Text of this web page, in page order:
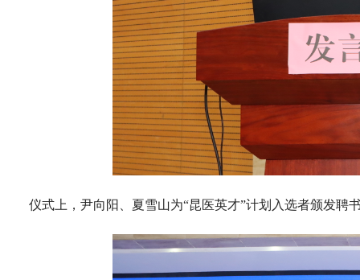
仪式上，尹向阳、夏雪山为“昆医英才”计划入选者颁发聘